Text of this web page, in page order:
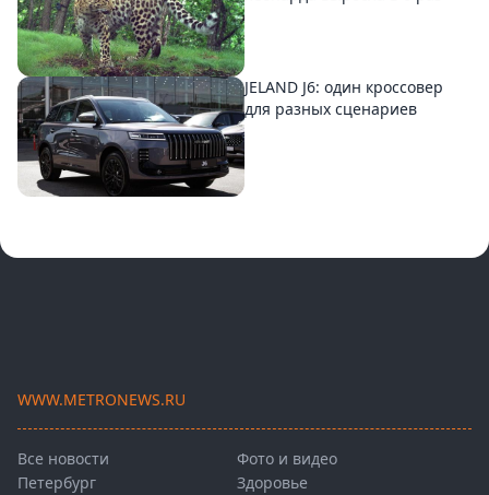
JELAND J6: один кроссовер
для разных сценариев
WWW.METRONEWS.RU
Все новости
Петербург
Фото и видео
Здоровье